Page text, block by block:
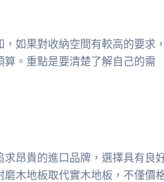
如果對收納空間有較高的要求，
。重點是要清楚了解自己的需
求昂貴的進口品牌，選擇具有良
木地板取代實木地板，不僅價